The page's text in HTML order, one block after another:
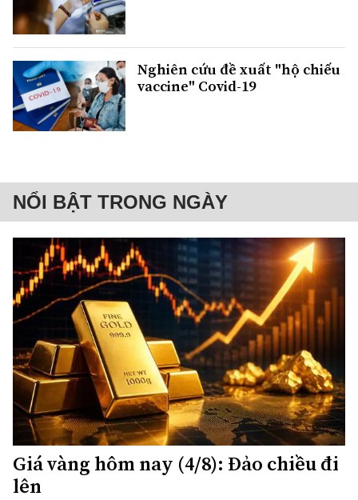
Nghiên cứu đề xuất "hộ chiếu
vaccine" Covid-19
NỔI BẬT TRONG NGÀY
Giá vàng hôm nay (4/8): Đảo chiều đi
lên